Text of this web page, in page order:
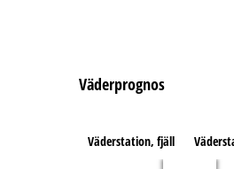
Väderprognos
Väderstation, fjäll